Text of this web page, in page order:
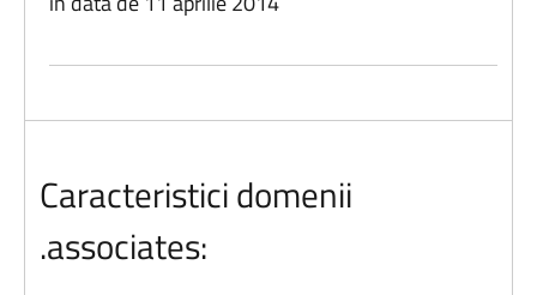
Caracteristici domenii
.associates: